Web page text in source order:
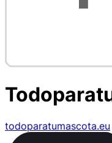
todoparatumascota.eu